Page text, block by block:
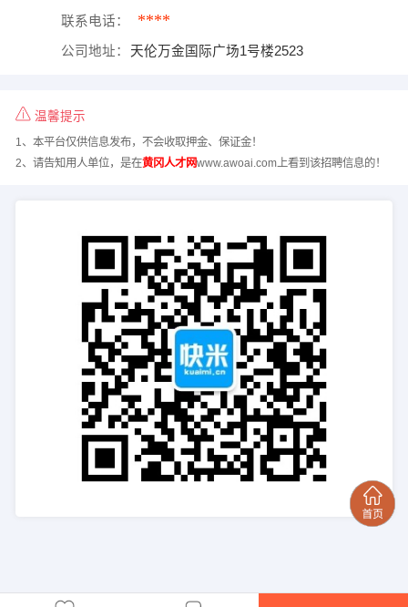
联系电话： ****
公司地址： 天伦万金国际广场1号楼2523
温馨提示
1、本平台仅供信息发布，不会收取押金、保证金！
2、请告知用人单位，是在黄冈人才网www.awoai.com上看到该招聘信息的！